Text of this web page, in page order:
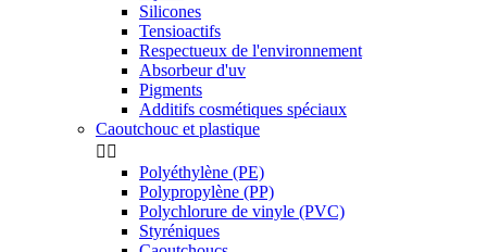
Silicones
Tensioactifs
Respectueux de l'environnement
Absorbeur d'uv
Pigments
Additifs cosmétiques spéciaux
Caoutchouc et plastique
 
Polyéthylène (PE)
Polypropylène (PP)
Polychlorure de vinyle (PVC)
Styréniques